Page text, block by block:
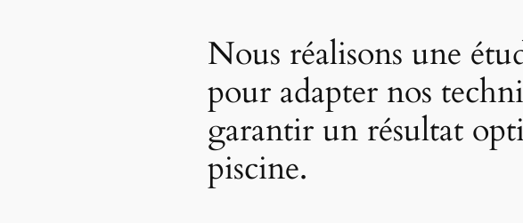
Nous réalisons une
pour adapter nos
garantir un résultat
piscine.